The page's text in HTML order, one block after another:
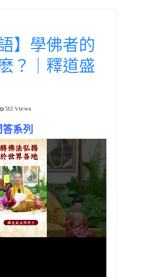
】學佛者的
？｜釋道盛
312 Views
系列